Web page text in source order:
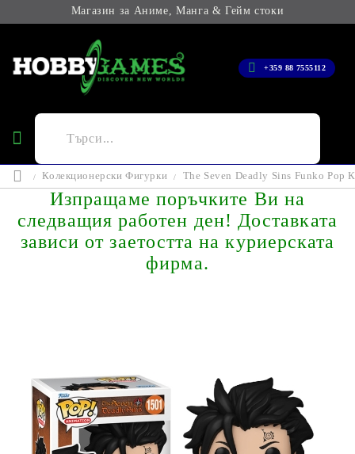
Магазин за Аниме, Манга & Гейм стоки
+359 88 7555112
Колекционерски Фигурки The Seven Deadly Sins Funko Pop
Изпращаме поръчките Ви на
следващия работен ден! Доставката
зависи от заетостта на куриерската
фирма.